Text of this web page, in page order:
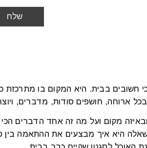
חשובים בבית. היא המקום בו
ארוחה, חושפים סודות, מדברים,
ובאיזה מקום ועל מה זה אחד הדברים
היא איך מבצעים את ההתאמה בין